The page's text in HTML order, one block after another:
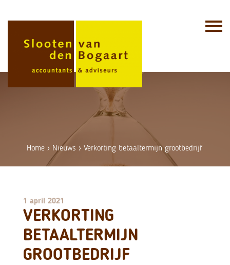
Home › Nieuws ›Verkorting betaaltermijn grootbedrijf
1 april 2021
VERKORTING
BETAALTERMIJN
GROOTBEDRIJF